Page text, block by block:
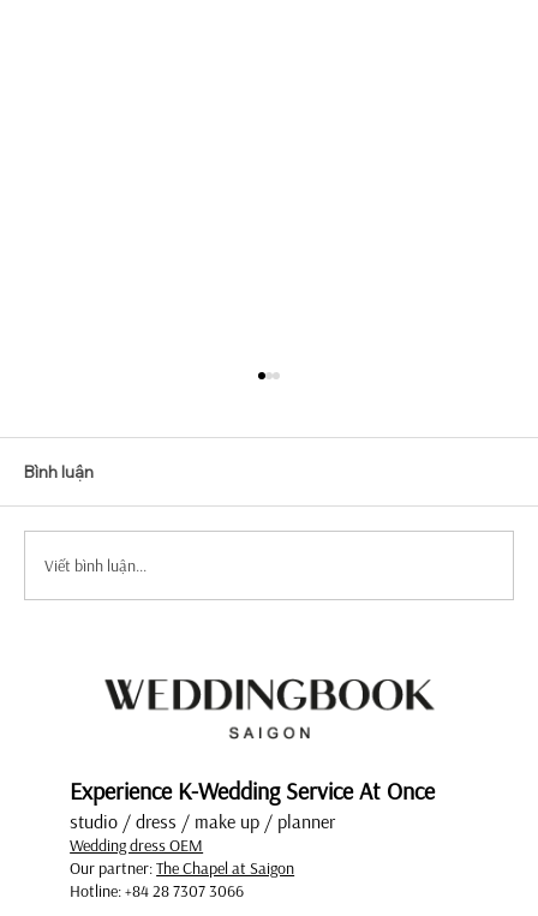
Sang Trọng Và Quý Phái
Bình luận
Viết bình luận...
Experience K-Wedding Service At Once
studio / dress / make up / planner
Wedding dress OEM
Our partner:The Chapel at Saigon
Hotline: +84 28 7307 3066